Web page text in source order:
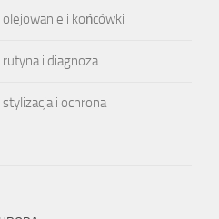
olejowanie i końcówki
rutyna i diagnoza
stylizacja i ochrona